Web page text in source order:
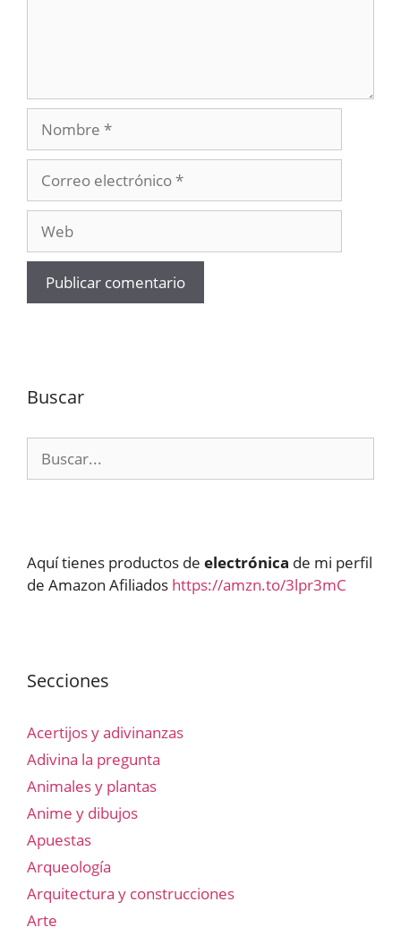
Nombre
electrónico
Buscar
Aquí tienes productos de electrónica de mi perfil
de Amazon Afiliados https://amzn.to/3lpr3mC
Secciones
Acertijos y adivinanzas
Adivina la pregunta
Animales y plantas
Anime y dibujos
Apuestas
Arqueología
Arquitectura y construcciones
Arte